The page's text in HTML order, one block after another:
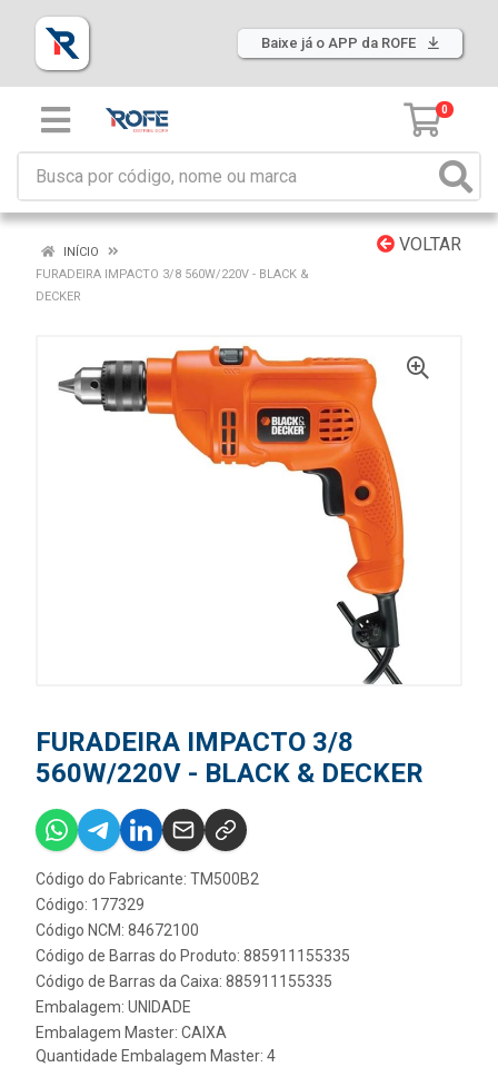
Baixe já o APP da ROFE
0
VOLTAR
INÍCIO
FURADEIRA IMPACTO 3/8 560W/220V - BLACK &
DECKER
FURADEIRA IMPACTO 3/8
560W/220V - BLACK & DECKER
Código do Fabricante: TM500B2
Código: 177329
Código NCM: 84672100
Código de Barras do Produto: 885911155335
Código de Barras da Caixa: 885911155335
Embalagem: UNIDADE
Embalagem Master: CAIXA
Quantidade Embalagem Master: 4